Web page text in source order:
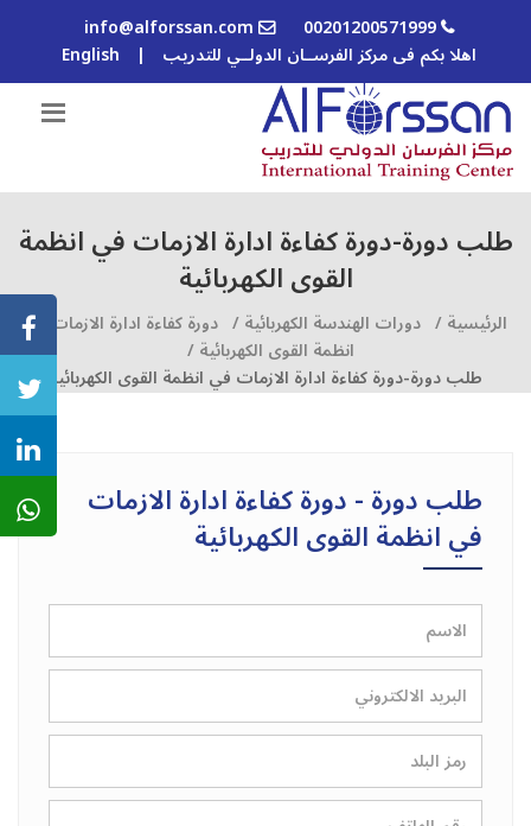
00201200571999
info@alforssan.com
اهلا بكم فى مركز الفرســان الدولــي للتدريب |
English
طلب دورة-دورة كفاءة ادارة الازمات في انظمة
القوى الكهربائیة
الرئيسية / دورات الهندسة الكهربائية / دورة كفاءة ادارة الازمات في
انظمة القوى الكهربائیة /
طلب دورة-دورة كفاءة ادارة الازمات في انظمة القوى الكهربائیة
طلب دورة - دورة كفاءة ادارة الازمات
في انظمة القوى الكهربائیة